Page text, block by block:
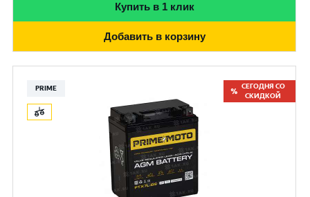
Купить в 1 клик
Добавить в корзину
PRIME
СЕГОДНЯ СО
СКИДКОЙ